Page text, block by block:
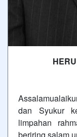
dan Syukur
limpahan